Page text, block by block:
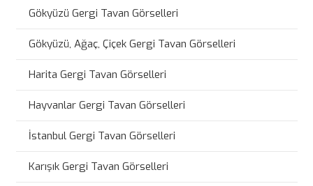
Gökyüzü Gergi Tavan Görselleri
Gökyüzü, Ağaç, Çiçek Gergi Tavan Görselleri
Harita Gergi Tavan Görselleri
Hayvanlar Gergi Tavan Görselleri
İstanbul Gergi Tavan Görselleri
Karışık Gergi Tavan Görselleri